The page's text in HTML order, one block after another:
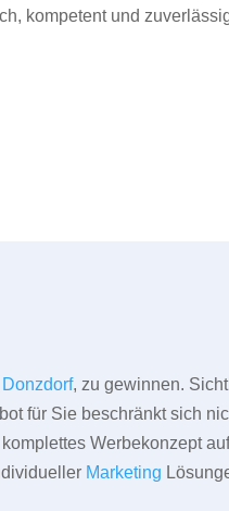
kompetent und
Donzdorf, zu gewinnen.
für Sie beschränkt sich
Werbekonzept
Marketing